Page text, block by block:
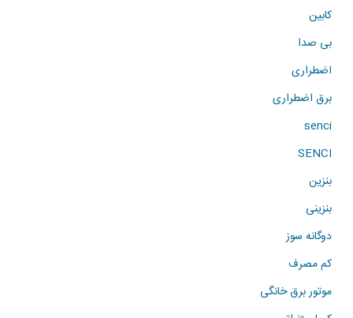
کابین
بی صدا
اضطراری
برق اضطراری
senci
SENCI
بنزین
بنزینی
دوگانه سوز
کم مصرف
موتور برق خانگی